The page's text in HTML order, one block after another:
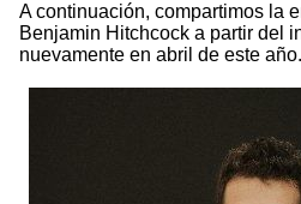
A continuación, compartimos la
Benjamin Hitchcock a partir del
nuevamente en abril de este año.